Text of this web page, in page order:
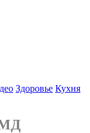
Здоровье Кухня